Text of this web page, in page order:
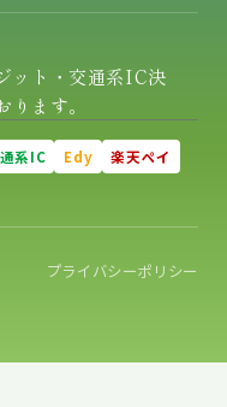
ット・交通系IC決
ます。
系IC Edy
楽天ペイ
プライバシーポリシー